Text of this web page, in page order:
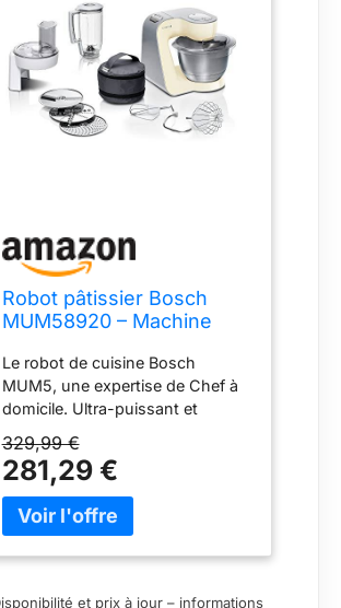
Robot pâtissier Bosch
MUM58920 – Machine
mélanger, pétrir & couper
– 7 vitesses + turbo – 9
accessoires – Couleur :
beige/argent
Le robot de cuisine Bosch
MUM5, une expertise de Chef à
domicile. Ultra-puissant et
professionnel pour réaliser et
pétrir tous types de pâtes et bien
plus encore Le puissant moteur
de 1000W et le mouvement
329,99 €
281,29 €
et prix à jour – informations